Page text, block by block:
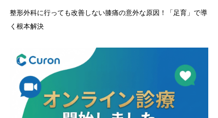
整形外科に行っても改善しない膝痛の意外な原因！「足育」で導
く根本解決